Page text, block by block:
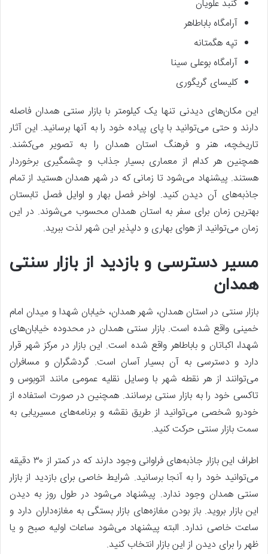
گنبد علویان
آرامگاه باباطاهر
تپه هگمتانه
آرامگاه بوعلی سینا
کلیسای گریگوری
این مکان‌های دیدنی تنها یک کیلومتر با بازار سنتی همدان فاصله
دارند و حتی می‌توانید با پای پیاده خود را به آنها برسانید. این آثار
تاریخچه، هنر و فرهنگ استان همدان را به تصویر می‌کشند.
همچنین هر کدام از معماری بسیار جذاب و چشمگیری برخوردار
هستند. پیشنهاد می‌شود تا زمانی که در شهر همدان هستید از تمام
جاذبه‌های آن دیدن کنید. اواخر فصل بهار و اوایل فصل تابستان
بهترین زمان برای سفر به استان همدان محسوب می‌شوند. در این
زمان می‌توانید از هوای بهاری و دلپذیر این شهر لذت ببرید.
مسیر دسترسی و بازدید از بازار سنتی
همدان
بازار سنتی در استان همدان، شهر همدان، خیابان شهدا و میدان امام
خمینی واقع شده است. بازار سنتی همدان در محدوده خیابان‌های
شهدا، اکباتان و باباطاهر واقع شده است. این بازار در مرکز شهر قرار
دارد و دسترسی به آن بسیار آسان است. گردشگران و مسافران
می‌توانند از هر نقطه شهر با وسایل نقلیه عمومی مانند اتوبوس و
تاکسی خود را به بازار سنتی برسانند. همچنین در صورت استفاده از
خودرو شخصی می‌توانید از طریق نقشه و برنامه‌های مسیریابی به
سمت بازار سنتی حرکت کنید.
اطراف این بازار جاذبه‌های فراوانی وجود دارند که در کمتر از ۳۰ دقیقه
می‌توانید خود را به آنجا برسانید. شرایط خاصی برای بازدید از بازار
سنتی همدان وجود ندارد. پیشنهاد می‌شود در طول روز به دیدن
این بازار بروید. باز بودن مغازه‌های بازار بستگی به مغازه‌داران دارد و
ساعت خاصی ندارد. البته پیشنهاد می‌شود ساعات اولیه صبح و یا
ظهر را برای دیدن از این بازار انتخاب کنید.